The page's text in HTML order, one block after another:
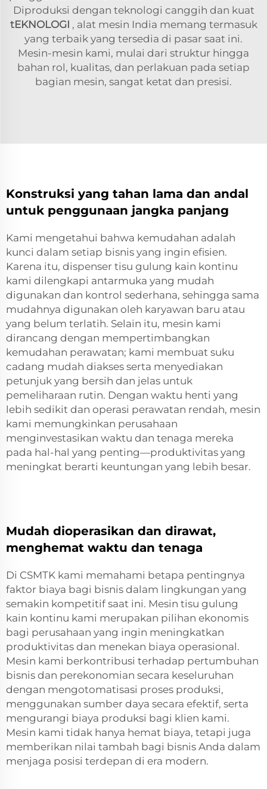
Diproduksi dengan teknologi canggih dan kuat
tEKNOLOGI , alat mesin India memang termasuk
yang terbaik yang tersedia di pasar saat ini.
Mesin-mesin kami, mulai dari struktur hingga
bahan rol, kualitas, dan perlakuan pada setiap
bagian mesin, sangat ketat dan presisi.
Konstruksi yang tahan lama dan andal
untuk penggunaan jangka panjang
Kami mengetahui bahwa kemudahan adalah
kunci dalam setiap bisnis yang ingin efisien.
Karena itu, dispenser tisu gulung kain kontinu
kami dilengkapi antarmuka yang mudah
digunakan dan kontrol sederhana, sehingga sama
mudahnya digunakan oleh karyawan baru atau
yang belum terlatih. Selain itu, mesin kami
dirancang dengan mempertimbangkan
kemudahan perawatan; kami membuat suku
cadang mudah diakses serta menyediakan
petunjuk yang bersih dan jelas untuk
pemeliharaan rutin. Dengan waktu henti yang
lebih sedikit dan operasi perawatan rendah, mesin
kami memungkinkan perusahaan
menginvestasikan waktu dan tenaga mereka
pada hal-hal yang penting—produktivitas yang
meningkat berarti keuntungan yang lebih besar.
Mudah dioperasikan dan dirawat,
menghemat waktu dan tenaga
Di CSMTK kami memahami betapa pentingnya
faktor biaya bagi bisnis dalam lingkungan yang
semakin kompetitif saat ini. Mesin tisu gulung
kain kontinu kami merupakan pilihan ekonomis
bagi perusahaan yang ingin meningkatkan
produktivitas dan menekan biaya operasional.
Mesin kami berkontribusi terhadap pertumbuhan
bisnis dan perekonomian secara keseluruhan
dengan mengotomatisasi proses produksi,
menggunakan sumber daya secara efektif, serta
mengurangi biaya produksi bagi klien kami.
Mesin kami tidak hanya hemat biaya, tetapi juga
memberikan nilai tambah bagi bisnis Anda dalam
menjaga posisi terdepan di era modern.